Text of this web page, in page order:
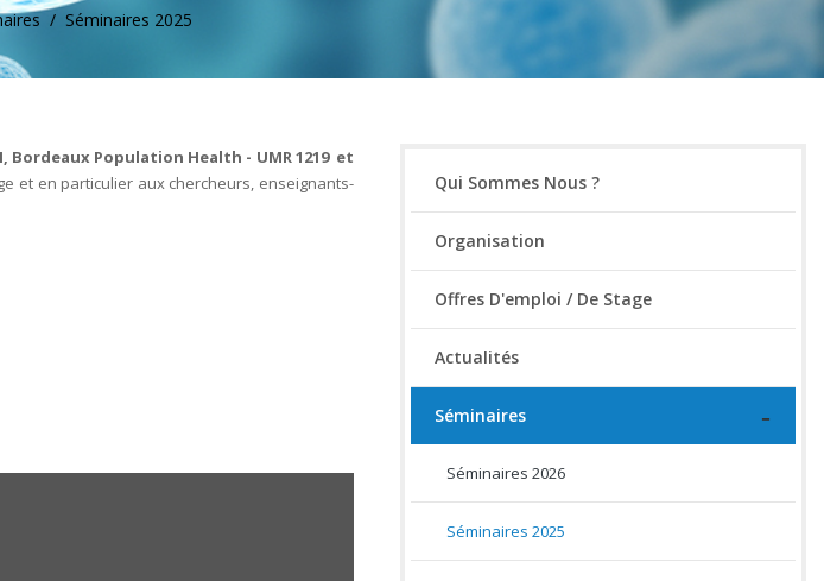
/ Séminaires 2025
Population Health - UMR 1219 et
et en particulier aux chercheurs, enseignants-
Qui Sommes Nous ?
Organisation
Offres D'emploi / De Stage
Actualités
Séminaires
Séminaires 2026
Séminaires 2025